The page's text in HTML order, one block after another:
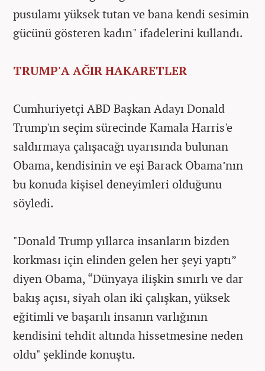
pusulamı yüksek tutan ve bana kendi sesimin
gücünü gösteren kadın" ifadelerini kullandı.
TRUMP'A AĞIR HAKARETLER
Cumhuriyetçi ABD Başkan Adayı Donald
Trump'ın seçim sürecinde Kamala Harris'e
saldırmaya çalışacağı uyarısında bulunan
Obama, kendisinin ve eşi Barack Obama’nın
bu konuda kişisel deneyimleri olduğunu
söyledi.
"Donald Trump yıllarca insanların bizden
korkması için elinden gelen her şeyi yaptı”
diyen Obama, “Dünyaya ilişkin sınırlı ve dar
bakış açısı, siyah olan iki çalışkan, yüksek
eğitimli ve başarılı insanın varlığının
kendisini tehdit altında hissetmesine neden
oldu" şeklinde konuştu.